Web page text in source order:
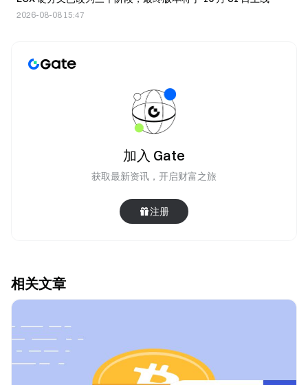
2026-08-08 15:47
加入 Gate
获取最新资讯，开启财富之旅
注册
相关文章